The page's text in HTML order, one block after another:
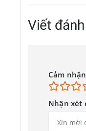
Sản phẩm cũng
Thời lượng pin
Viết
Cảm
Nhận xét